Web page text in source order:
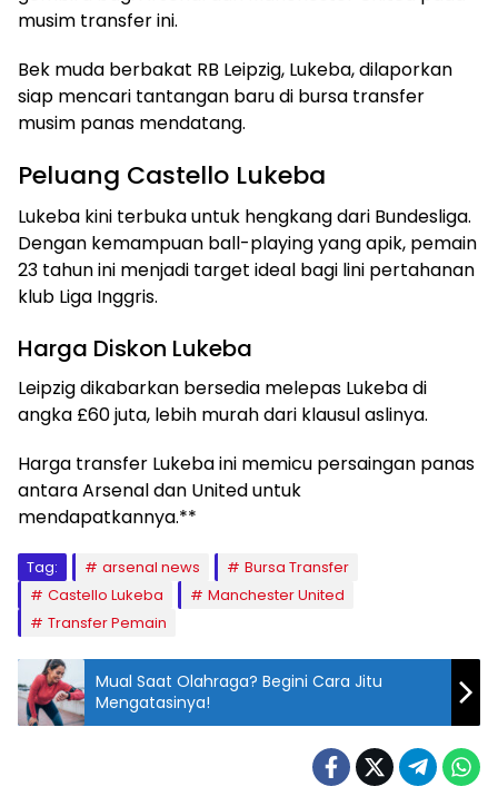
musim transfer ini.
Bek muda berbakat RB Leipzig, Lukeba, dilaporkan
siap mencari tantangan baru di bursa transfer
musim panas mendatang.
Peluang Castello Lukeba
Lukeba kini terbuka untuk hengkang dari Bundesliga.
Dengan kemampuan ball-playing yang apik, pemain
23 tahun ini menjadi target ideal bagi lini pertahanan
klub Liga Inggris.
Harga Diskon Lukeba
Leipzig dikabarkan bersedia melepas Lukeba di
angka £60 juta, lebih murah dari klausul aslinya.
Harga transfer Lukeba ini memicu persaingan panas
antara Arsenal dan United untuk
mendapatkannya.**
Tag: arsenal news
Bursa Transfer
Castello Lukeba
Manchester United
Transfer Pemain
Mual Saat Olahraga? Begini Cara Jitu
Mengatasinya!